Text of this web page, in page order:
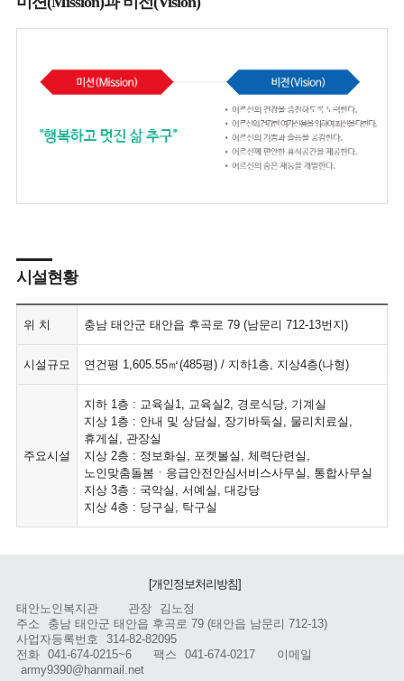
시설현황
위 치 충남 태안군 태안읍 후곡로 79 (남문리 712-13번지)
시설규모 연건평 1,605.55㎡(485평) / 지하1층, 지상4층(나형)
주요시설
지하 1층 : 교육실1, 교육실2, 경로식당, 기계실
지상 1층 : 안내 및 상담실, 장기바둑실, 물리치료실,
휴게실, 관장실
지상 2층 : 정보화실, 포켓볼실, 체력단련실,
노인맞춤돌봄ㆍ응급안전안심서비스사무실, 통합사무실
지상 3층 : 국악실, 서예실, 대강당
지상 4층 : 당구실, 탁구실
[개인정보처리방침]
태안노인복지관
관장
김노정
주소
충남 태안군 태안읍 후곡로 79 (태안읍 남문리 712-13)
사업자등록번호
314-82-82095
전화
041-674-0215~6 팩스 041-674-0217
이메일
army9390@hanmail.net